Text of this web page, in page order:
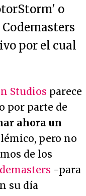
o
por el cual
Studios parece
por parte de
ahora un
pero no
de los
-para
su día